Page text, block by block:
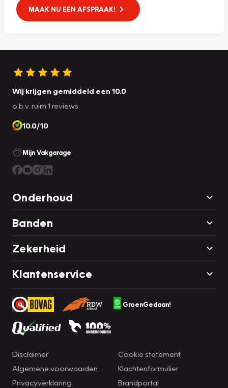
MAAK NU EEN AFSPRAAK!
Wij krijgen gemiddeld een 10.0
o.b.v. ruim 1 reviews
10.0/10
Mijn Vakgarage
Onderhoud
Banden
Zekerheid
Klantenservice
GroenGedaan!
Disclaimer
Algemene voorwaarden
Privacyverklaring
Cookie statement
Klachtenformulier
Brandportal